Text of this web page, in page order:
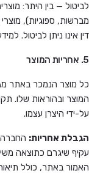
לביטול — בין היתר:
מברשות, ספוגיות),
דין אינו ניתן לביטול.
5. אחריות המוצר
כל מוצר הנמכר באתר
המוצר ובהוראות שלו.
על-ידי היצרן עצמו.
הגבלת אחריות: החברה
עקיף שיגרם כתוצאה
האמור באתר, כולל